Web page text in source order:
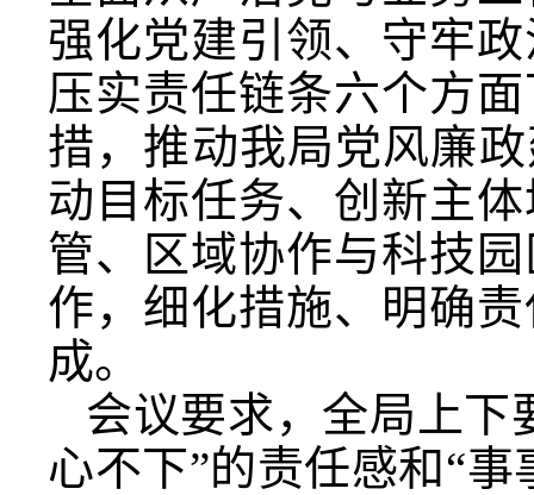
强化党建引领、守牢
压实责任链条六个方
措，推动我局党风廉
动目标任务、创新主
管、区域协作与科技
作，细化措施、明确
成。
会议要求，全局上下
心不下”的责任感和“